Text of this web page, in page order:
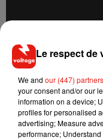
Devenues virales en
réseaux sociaux,
qui n'ont pas hésité à
étant"irresponsable".
dernier a été
dangereux.
Le respect de
We and our (447) partners
your consent and/or our
information on a device;
profiles for personalised
advertising; Measure
performance;